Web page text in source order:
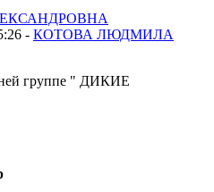
- КОТОВА ЛЮДМИЛА
группе " ДИКИЕ